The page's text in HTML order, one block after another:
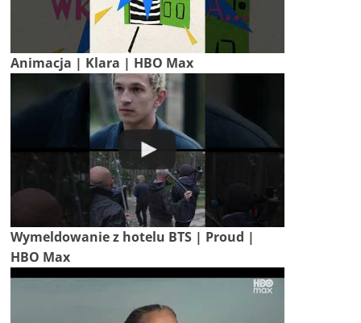
Animacja | Klara | HBO Max
Wymeldowanie z hotelu BTS | Proud |
HBO Max